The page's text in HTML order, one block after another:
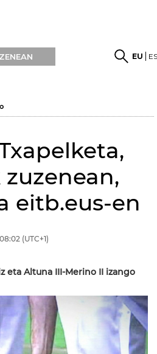
EU
eitb.eus-en
08:02 (UTC+1)
eta Altuna III-Merino II izango